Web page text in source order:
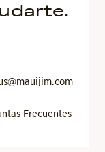
Frecuentes